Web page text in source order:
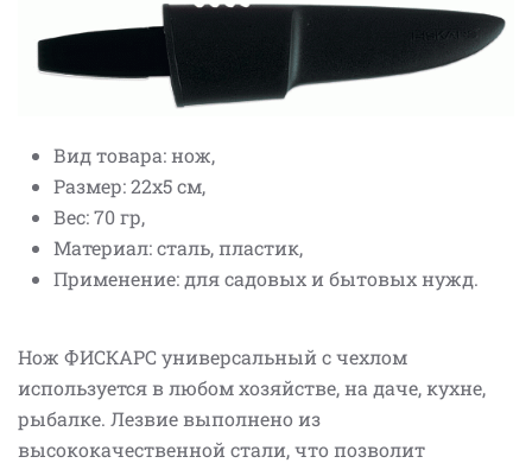
Вид товара: нож,
Размер: 22х5 см,
Вес: 70 гр,
Материал: сталь, пластик,
Применение: для садовых и бытовых нужд.
Нож ФИСКАРС универсальный с чехлом
используется в любом хозяйстве, на даче, кухне,
рыбалке. Лезвие выполнено из
высококачественной стали, что позволит